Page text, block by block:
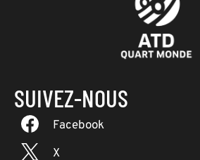
SUIVEZ-NOUS
Facebook
X